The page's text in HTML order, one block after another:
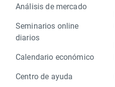
Análisis de mercado
Seminarios online
diarios
Calendario económico
Centro de ayuda